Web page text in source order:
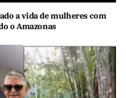
a vida de mulheres com
o Amazonas